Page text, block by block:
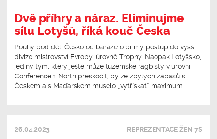
Dvě příhry a náraz. Eliminujme
sílu Lotyšů, říká kouč Česka
Pouhý bod dělí Česko od baráže o přímý postup do vyšší
divize mistrovství Evropy, úrovně Trophy. Naopak Lotyšsko,
jediný tým, který ještě může tuzemské ragbisty v úrovni
Conference 1 North přeskočit, by ze zbylých zápasů s
Českem a s Maďarskem muselo „vytřískat“ maximum.
26.04.2023 REPREZENTACE ŽEN 7S